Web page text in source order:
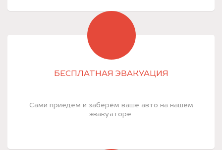
БЕСПЛАТНАЯ ЭВАКУАЦИЯ
Сами приедем и заберём ваше авто на нашем
эвакуаторе.